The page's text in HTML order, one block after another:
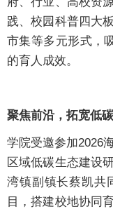
践、校园科普四大
市集等多元形式，
的育人成效。
聚焦前沿，拓宽低
学院受邀参加2026
区域低碳生态建设
湾镇副镇长蔡凯共
目，搭建校地协同